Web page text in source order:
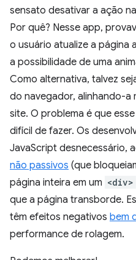
sensato desativar a ação
Por quê? Nesse app,
o usuário atualize a página
a possibilidade de uma
Como alternativa, talvez
do navegador, alinhando-a
site. O problema é que
difícil de fazer. Os
JavaScript desnecessário,
não passivos (que
página inteira em um <div>
que a página transborde.
têm efeitos negativos bem
performance de rolagem.